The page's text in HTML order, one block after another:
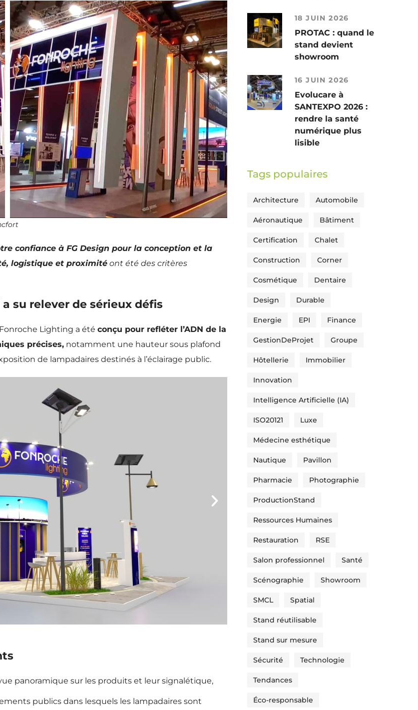
confiance à FG Design pour la conception et la
logistique et proximité ont été des critères
su relever de sérieux défis
Lighting a été conçu pour refléter l’ADN de la
précises, notamment une hauteur sous plafond
de lampadaires destinés à l’éclairage public.
panoramique sur les produits et leur signalétique,
publics dans lesquels les lampadaires sont
18 JUIN 2026
PROTAC : quand le
stand devient
showroom
16 JUIN 2026
Evolucare à
SANTEXPO 2026 :
rendre la santé
numérique plus
lisible
Tags populaires
Architecture Automobile
Aéronautique Bâtiment
Certification Chalet
Construction Corner
Cosmétique Dentaire
Design Durable
Energie EPI Finance
GestionDeProjet Groupe
Hôtellerie Immobilier
Innovation
Intelligence Artificielle (IA)
ISO20121 Luxe
Médecine esthétique
Nautique Pavillon
Pharmacie Photographie
ProductionStand
Ressources Humaines
Restauration RSE
Salon professionnel Santé
Scénographie Showroom
SMCL Spatial
Stand réutilisable
Stand sur mesure
Sécurité Technologie
Tendances
Éco-responsable